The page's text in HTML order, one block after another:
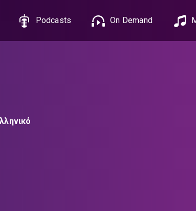
Podcasts On Demand